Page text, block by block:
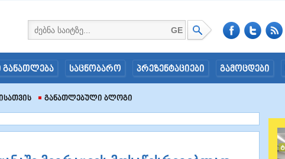
GE
საცნობარო პრეზენტაციები გამოცდები
Განათლებული Ბლოგი